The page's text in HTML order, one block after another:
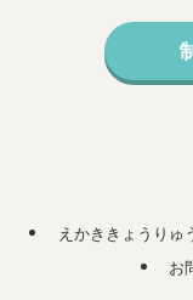
えかききょうりゅ
お